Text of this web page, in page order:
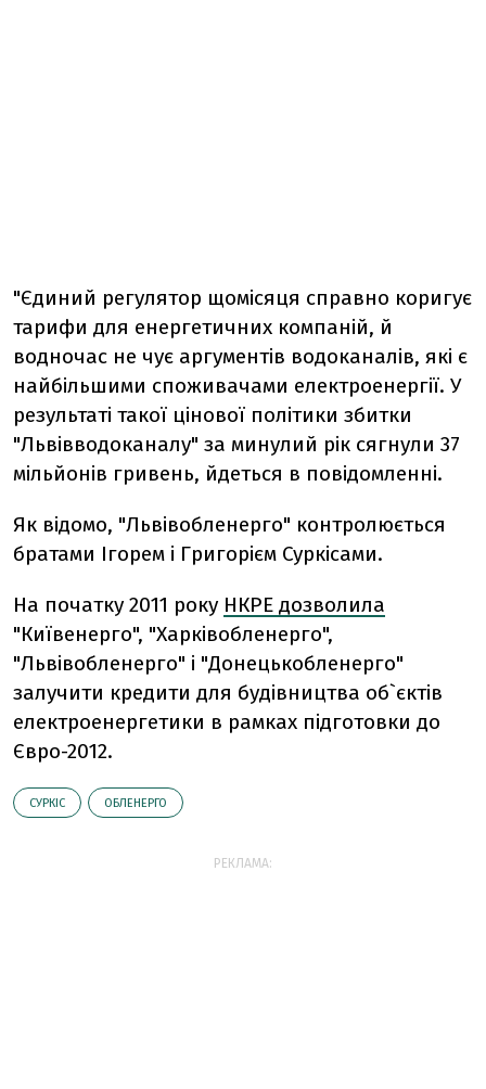
"Єдиний регулятор щомісяця справно коригує
тарифи для енергетичних компаній, й
водночас не чує аргументів водоканалів, які є
найбільшими споживачами електроенергії. У
результаті такої цінової політики збитки
"Львівводоканалу" за минулий рік сягнули 37
мільйонів гривень, йдеться в повідомленні.
Як відомо, "Львівобленерго" контролюється
братами Ігорем і Григорієм Суркісами.
На початку 2011 року НКРЕ дозволила
"Київенерго", "Харківобленерго",
"Львівобленерго" і "Донецькобленерго"
залучити кредити для будівництва об`єктів
електроенергетики в рамках підготовки до
Євро-2012.
СУРКІС ОБЛЕНЕРГО
РЕКЛАМА: